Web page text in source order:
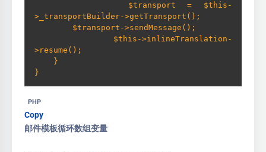
$transport = $this-
>_transportBuilder->getTransport();
$transport->sendMessage();
$this->inlineTranslation-
>resume();
}
}
PHP
Copy
邮件模板循环数组变量